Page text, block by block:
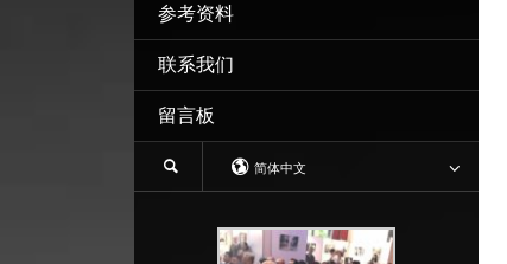
参考资料
联系我们
留言板
简体中文